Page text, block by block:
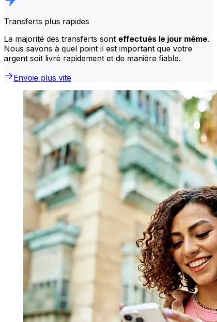
Transferts plus rapides
La majorité des transferts sont effectués le jour même.
Nous savons à quel point il est important que votre
argent soit livré rapidement et de manière fiable.
Envoie plus vite